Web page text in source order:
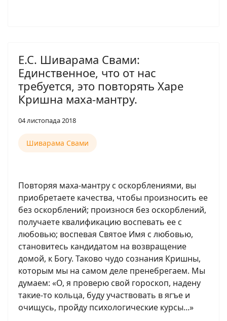
Е.С. Шиварама Свами:
Единственное, что от нас
требуется, это повторять Харе
Кришна маха-мантру.
04 листопада 2018
Шиварама Свами
Повторяя маха-мантру с оскорблениями, вы
приобретаете качества, чтобы произносить ее
без оскорблений; произнося без оскорблений,
получаете квалификацию воспевать ее с
любовью; воспевая Святое Имя с любовью,
становитесь кандидатом на возвращение
домой, к Богу. Таково чудо сознания Кришны,
которым мы на самом деле пренебрегаем. Мы
думаем: «О, я проверю свой гороскоп, надену
такие-то кольца, буду участвовать в ягъе и
очищусь, пройду психологические курсы...»